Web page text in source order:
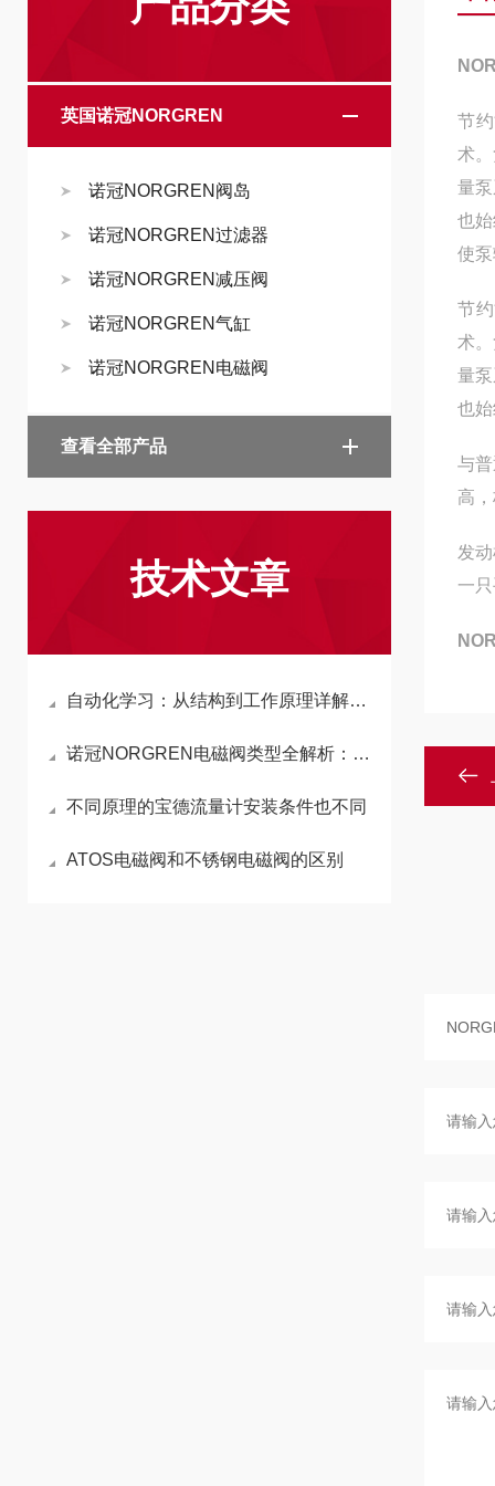
英国诺冠NORGREN
诺冠NORGREN阀岛
诺冠NORGREN过滤器
诺冠NORGREN减压阀
诺冠NORGREN气缸
诺冠NORGREN电磁阀
查看全部产品
技术文章
自动化学习：从结构到工作原理详解诺冠NORGREN电磁阀
诺冠NORGREN电磁阀类型全解析：多样化的电磁阀种类及其应用
不同原理的宝德流量计安装条件也不同
ATOS电磁阀和不锈钢电磁阀的区别
节
术
量
也
使
节
术
量
也
与
高
发
一